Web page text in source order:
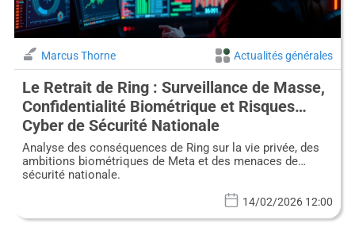
Marcus Thorne Actualités générales
Le Retrait de Ring : Surveillance de Masse,
Confidentialité Biométrique et Risques
Cyber de Sécurité Nationale
Analyse des conséquences de Ring sur la vie privée, des
ambitions biométriques de Meta et des menaces de
sécurité nationale.
14/02/2026 12:00